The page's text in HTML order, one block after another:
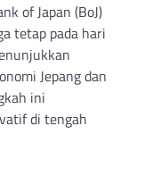
of Japan (BoJ)
tetap pada hari
Jepang dan
ini
di tengah